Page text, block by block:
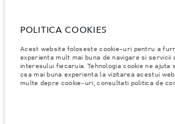
vehiculele înmatriculate la sau după 1 ianuarie
392/2021. Datele transmise au legatură cu
pentru autovehicule PHEV, se vor transmite
distanța parcursă. Pentru mai multe informații,
regulamentul publicat pesite-ul UE. Vă puteți
specifice vehiculului dumneavoastră înainte de
furnizându-ne VIN-ul vehiculului dumneavoastră
POLITICA COOKIES
Acest website foloseste cookie-uri pentru a
experienta mult mai buna de navigare si servicii
interesului fiecaruia. Tehnologia cookie ne
cea mai buna experienta la vizitarea acestui
multe depre cookie-uri, consultati politica de